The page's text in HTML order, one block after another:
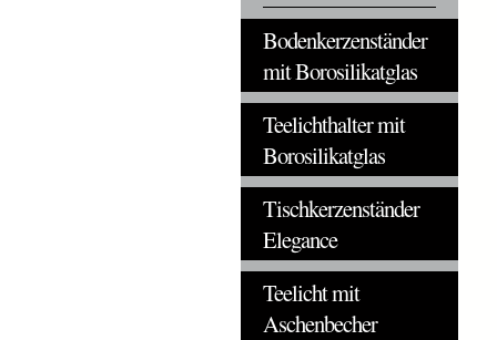
Bodenkerzenständer
mit Borosilikatglas
Teelichthalter mit
Borosilikatglas
Tischkerzenständer
Elegance
Teelicht mit
Aschenbecher